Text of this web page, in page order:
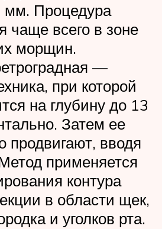
мм. Процедура
чаще всего в зоне
морщин.
—
при которой
на глубину до 13
Затем ее
продвигают, вводя
применяется
контура
в области щек,
и уголков рта.